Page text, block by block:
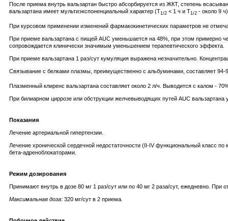
После приема внутрь вальзартан быстро абсорбируется из ЖКТ, степень
вальзартана имеет мультиэкспоненциальный характер (T1/2 < 1 ч и T1/2 - около 9
При курсовом применении изменений фармакокинетических параметров не
При приеме вальзартана с пищей AUC уменьшается на 48%, при этом примерно
сопровождается клинически значимым уменьшением терапевтического эффекта.
При приеме вальзартана 1 раз/сут кумуляция выражена незначительно.
Связывание с белками плазмы, преимущественно с альбуминами, составляет 94-
Плазменный клиренс вальзартана составляет около 2 л/ч. Выводится с калом -
При билиарном циррозе или обструкции желчевыводящих путей AUC вальзартана
Показания
Лечение артериальной гипертензии.
Лечение хронической сердечной недостаточности (II-IV функциональный класс
бета-адреноблокаторами.
Режим дозирования
Принимают внутрь в дозе 80 мг 1 раз/сут или по 40 мг 2 раза/сут, ежедневно. При
Максимальная доза: 320 мг/сут в 2 приема.